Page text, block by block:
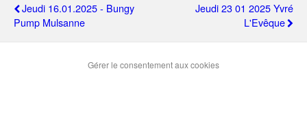
Jeudi 16.01.2025 - Bungy
Pump Mulsanne
Jeudi 23 01 2025 Yvré
L'Evêque
Gérer le consentement aux cookies